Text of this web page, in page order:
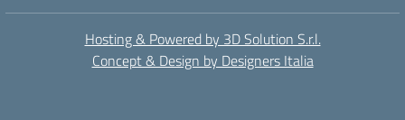
Hosting & Powered by 3D Solution S.r.l.
Concept & Design by Designers Italia